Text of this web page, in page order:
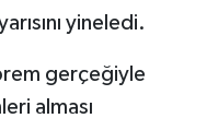
yineledi.
gerçeğiyle
alması